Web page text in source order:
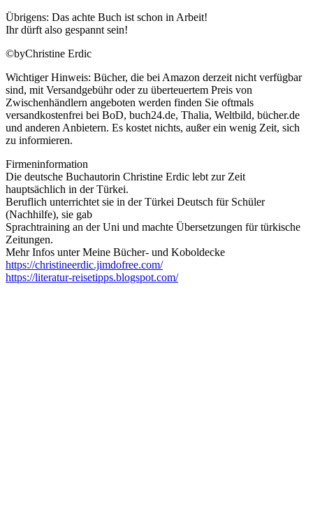
Übrigens: Das achte Buch ist schon in Arbeit!
Ihr dürft also gespannt sein!
©byChristine Erdic
Wichtiger Hinweis: Bücher, die bei Amazon derzeit nicht verfügbar
sind, mit Versandgebühr oder zu überteuertem Preis von
Zwischenhändlern angeboten werden finden Sie oftmals
versandkostenfrei bei BoD, buch24.de, Thalia, Weltbild, bücher.de
und anderen Anbietern. Es kostet nichts, außer ein wenig Zeit, sich
zu informieren.
Firmeninformation
Die deutsche Buchautorin Christine Erdic lebt zur Zeit
hauptsächlich in der Türkei.
Beruflich unterrichtet sie in der Türkei Deutsch für Schüler
(Nachhilfe), sie gab
Sprachtraining an der Uni und machte Übersetzungen für türkische
Zeitungen.
Mehr Infos unter Meine Bücher- und Koboldecke
https://christineerdic.jimdofree.com/
https://literatur-reisetipps.blogspot.com/